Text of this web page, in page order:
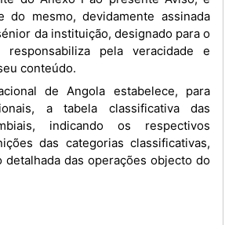
do mesmo, devidamente assinada
da instituição, designado para o
pela veracidade e
conteúdo.
a tabela classificativa das
indicando os respectivos
das categorias classificativas,
detalhada das operações objecto do